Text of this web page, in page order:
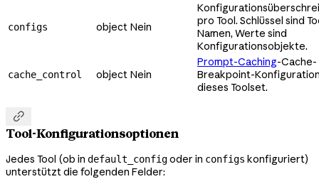
configs object Nein
pro Tool. Schlüssel sind
Namen, Werte sind
Konfigurationsobjekte.
cache_control object Nein
Prompt-Caching-Cache-
Breakpoint-
dieses Toolset.

Tool-Konfigurationsoptionen
Jedes Tool (ob in default_configoder in configs konfiguriert)
unterstützt die folgenden Felder: